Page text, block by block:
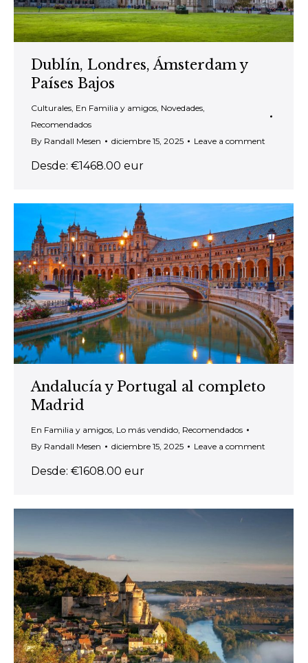
Dublín, Londres, Ámsterdam y
Países Bajos
Culturales En Familia y amigos Novedades
Recomendados
By Randall Mesen diciembre 15, 2025 Leave a comment
Desde: €1468.00 eur
Andalucía y Portugal al completo
Madrid
En Familia y amigos Lo más vendido Recomendados
By Randall Mesen diciembre 15, 2025 Leave a comment
Desde: €1608.00 eur